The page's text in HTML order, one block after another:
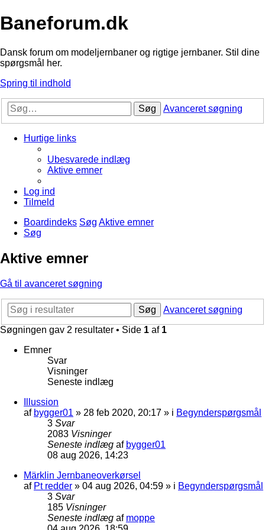
Baneforum.dk
Dansk forum om modeljernbaner og rigtige jernbaner. Stil dine
spørgsmål her.
Spring til indhold
Søg Avanceret søgning
Hurtige links
Ubesvarede indlæg
Aktive emner
Log ind
Tilmeld
Boardindeks Søg Aktive emner
Søg
Aktive emner
Gå til avanceret søgning
Søg
Avanceret søgning
Søgningen gav 2 resultater • Side 1 af 1
Emner
Svar
Visninger
Seneste indlæg
Illussion
af bygger01 » 28 feb 2020, 20:17 » i Begynderspørgsmål
3 Svar
2083 Visninger
Seneste indlæg af bygger01
08 aug 2026, 14:23
Märklin Jernbaneoverkørsel
af Pt redder » 04 aug 2026, 04:59 » i Begynderspørgsmål
3 Svar
185 Visninger
Seneste indlæg af moppe